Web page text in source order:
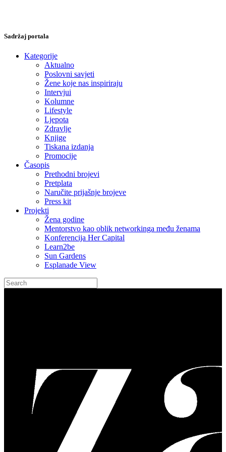
Sadržaj portala
Kategorije
Aktualno
Poslovni savjeti
Žene koje nas inspiriraju
Intervjui
Kolumne
Lifestyle
Ljepota
Zdravlje
Knjige
Tiskana izdanja
Promocije
Časopis
Prethodni brojevi
Pretplata
Naručite prijašnje brojeve
Press kit
Projekti
Žena godine
Mentorstvo kao oblik networkinga među ženama
Konferencija Her Capital
Learn2be
Sun Gardens
Esplanade View